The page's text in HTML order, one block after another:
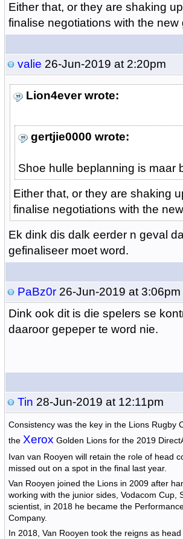
Either that, or they are shaking
finalise negotiations with the new
valie 26-Jun-2019 at 2:20pm
Lion4ever wrote:
gertjie0000 wrote:
Shoe hulle beplanning is maar
Either that, or they are shaking
finalise negotiations with the
Ek dink dis dalk eerder n geval
gefinaliseer moet word.
PaBz0r26-Jun-2019 at 3:06pm
Dink ook dit is die spelers se
daaroor gepeper te word nie.
Tin 28-Jun-2019 at 12:11pm
Consistency was the key in the Lions Rugby
the Xerox Golden Lions for the 2019
Ivan van Rooyen will retain the role of head
missed out on a spot in the final last year.
Van Rooyen joined the Lions in 2009 after
working with the junior sides, Vodacom Cup,
scientist, in 2018 he became the
Company.
In 2018, Van Rooyen took the reigns as